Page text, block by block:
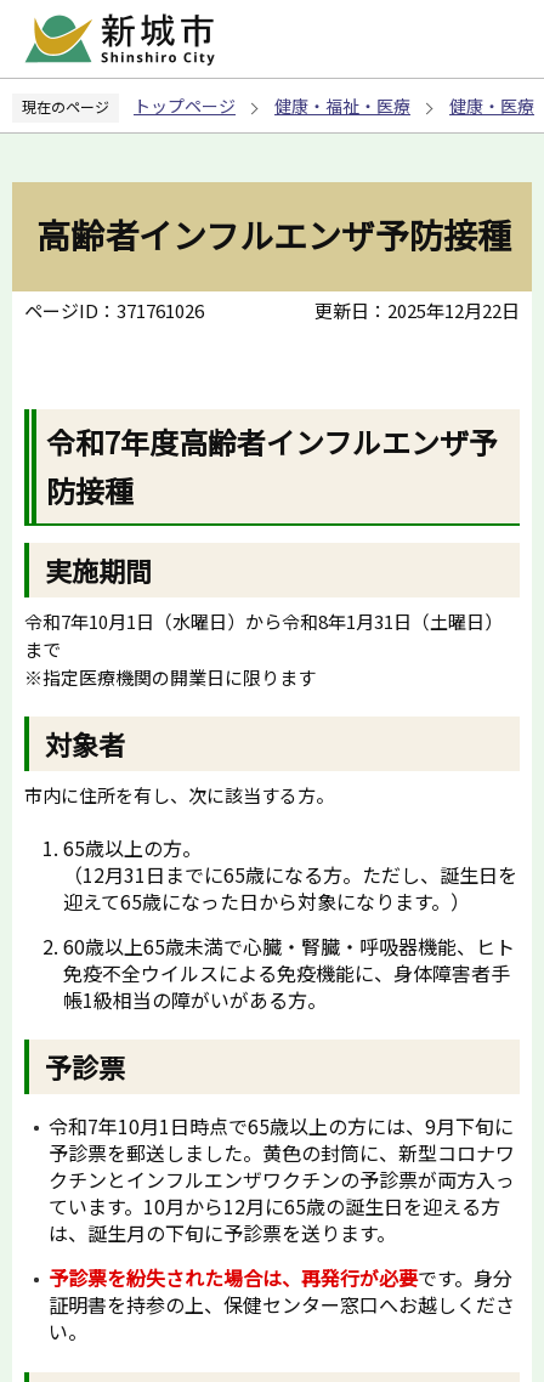
ペ
の
現在のページ トップページ 健康・福祉・医療 健康・医療
高齢者インフルエンザ予防接種
ページID：371761026 更新日：2025年12月22日
令和7年度高齢者インフルエンザ予
防接種
実施期間
令和7年10月1日（水曜日）から令和8年1月31日（土曜日）
まで
※指定医療機関の開業日に限ります
対象者
市内に住所を有し、次に該当する方。
65歳以上の方。
（12月31日までに65歳になる方。ただし、誕生日を
迎えて65歳になった日から対象になります。）
60歳以上65歳未満で心臓・腎臓・呼吸器機能、ヒト
免疫不全ウイルスによる免疫機能に、身体障害者手
帳1級相当の障がいがある方。
予診票
令和7年10月1日時点で65歳以上の方には、9月下旬に
予診票を郵送しました。黄色の封筒に、新型コロナワ
クチンとインフルエンザワクチンの予診票が両方入っ
ています。10月から12月に65歳の誕生日を迎える方
は、誕生月の下旬に予診票を送ります。
予診票を紛失された場合は、再発行が必要です。身分
証明書を持参の上、保健センター窓口へお越しくださ
い。